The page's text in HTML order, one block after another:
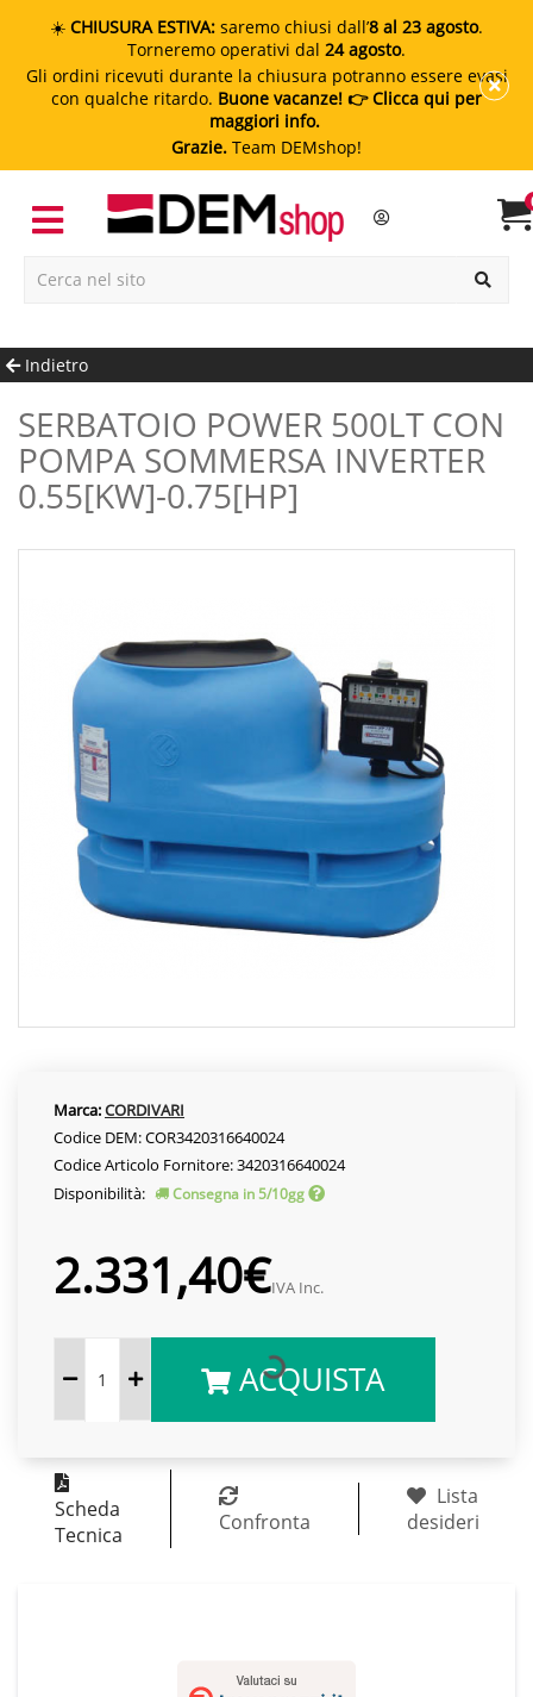
☀️ CHIUSURA ESTIVA: saremo chiusi dall’8 al 23 agosto.
Torneremo operativi dal 24 agosto.
Gli ordini ricevuti durante la chiusura potranno essere evasi
con qualche ritardo. Buone vacanze! 👉 Clicca qui per
maggiori info.
Grazie. Team DEMshop!
Indietro
SERBATOIO POWER 500LT CON
POMPA SOMMERSA INVERTER
0.55[kW]-0.75[HP]
Marca:CORDIVARI
Codice DEM: COR3420316640024
Codice Articolo Fornitore: 3420316640024
Disponibilità:
Consegna in 5/10gg
2.331,40€IVA Inc.
ACQUISTA
Scheda
Tecnica
Confronta
Lista
desideri